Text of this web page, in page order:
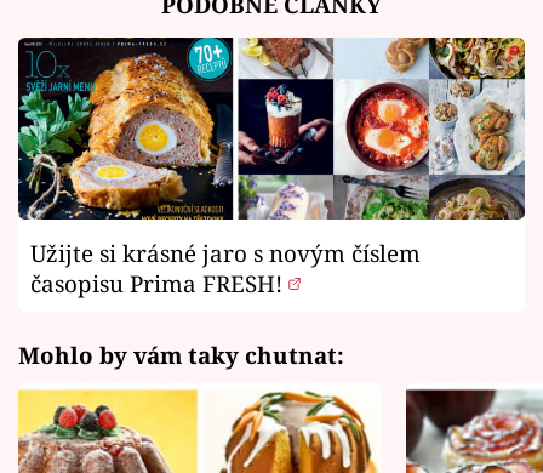
Užijte si krásné jaro s novým číslem
časopisu Prima FRESH!
Mohlo by vám taky chutnat: